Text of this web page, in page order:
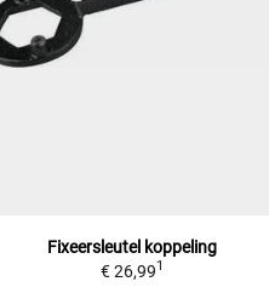
Fixeersleutel koppeling
€ 26,991